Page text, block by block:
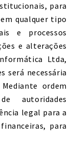
para
qualquer tipo
e processos
e alterações
Ltda,
será necessária
ordem
autoridades
legal para a
para